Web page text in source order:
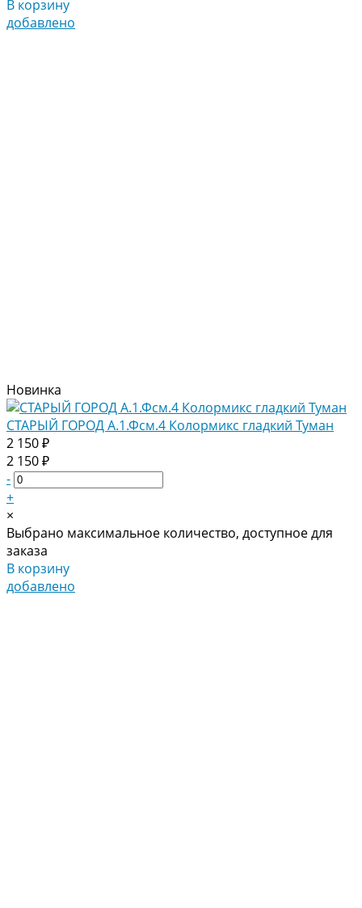
В корзину
добавлено
Новинка
СТАРЫЙ ГОРОД А.1.Фсм.4 Колормикс гладкий Туман
2 150 ₽
2 150 ₽
-
+
×
Выбрано максимальное количество, доступное для
заказа
В корзину
добавлено